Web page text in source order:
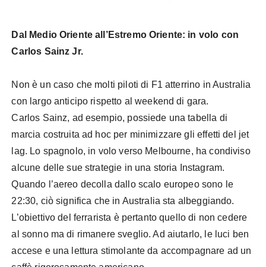
Dal Medio Oriente all’Estremo Oriente: in volo con
Carlos Sainz Jr.
Non è un caso che molti piloti di F1 atterrino in Australia
con largo anticipo rispetto al weekend di gara.
Carlos Sainz, ad esempio, possiede una tabella di
marcia costruita ad hoc per minimizzare gli effetti del jet
lag. Lo spagnolo, in volo verso Melbourne, ha condiviso
alcune delle sue strategie in una storia Instagram.
Quando l’aereo decolla dallo scalo europeo sono le
22:30, ciò significa che in Australia sta albeggiando.
L’obiettivo del ferrarista è pertanto quello di non cedere
al sonno ma di rimanere sveglio. Ad aiutarlo, le luci ben
accese e una lettura stimolante da accompagnare ad un